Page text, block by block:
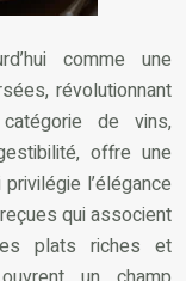
comme une
révolutionnant
de vins,
offre une
l’élégance
qui associent
plats riches et